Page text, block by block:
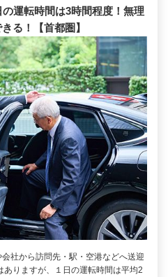
運転時間は3時間程度！無理
る！【首都圏】
社から訪問先・駅・空港などへ送迎
ありますが、１日の運転時間は平均2